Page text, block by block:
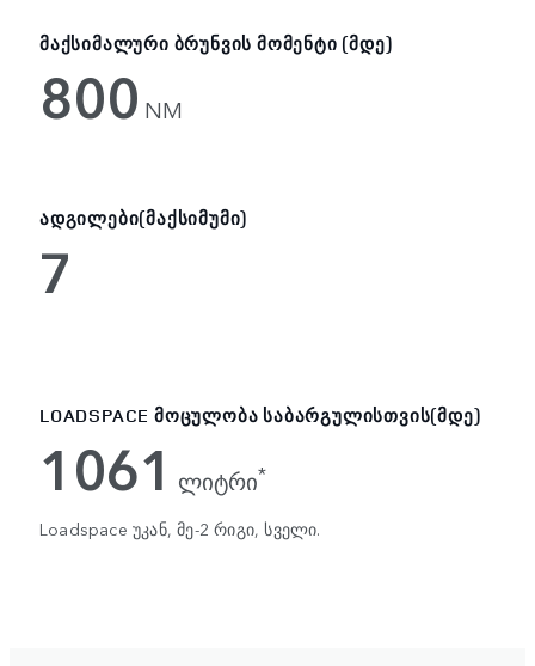
ᲛᲐᲥᲡᲘᲛᲐᲚᲣᲠᲘ ᲑᲠᲣᲜᲕᲘᲡ ᲛᲝᲛᲔᲜᲢᲘ (ᲛᲓᲔ)
800 NM
ᲐᲓᲒᲘᲚᲔᲑᲘ(ᲛᲐᲥᲡᲘᲛᲣᲛᲘ)
7
LOADSPACE ᲛᲝᲪᲣᲚᲝᲑᲐ ᲡᲐᲑᲐᲠᲒᲣᲚᲘᲡᲗᲕᲘᲡ(ᲛᲓᲔ)
1061 ლიტრი*
Loadspace უკან, მე-2 რიგი, სველი.